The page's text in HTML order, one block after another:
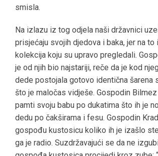
smisla.
Na izlazu iz tog odjela naši državnici
prisjećaju svojih djedova i baka, jer na
kolekcija koju su upravo pregledali.
je od njih bio najstariji, reče da je kod
dede postojala gotovo identična šarena
što je maločas vidješe. Gospodin
pamti svoju babu po dukatima što ih je
dedu po čakširama i fesu. Gospodin
gospođu kustosicu koliko ih je izašlo
ga je radio. Suzdržavajući se da ne